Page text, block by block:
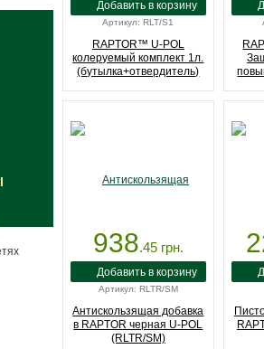
Артикул: RLT/S1
RAPTOR™ U-POL
колеруемый комплект 1л.
(бутылка+отвердитель)
938.45грн.
Артикул: RLTR/SM
Антискользящая добавка
в RAPTOR черная U-POL
(RLTR/SM)